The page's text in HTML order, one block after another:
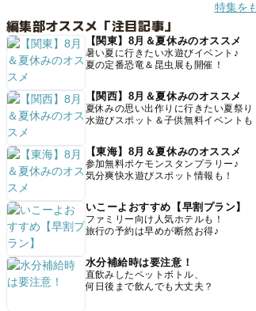
特集を
編集部オススメ「注目記事」
【関東】8月＆夏休みのオススメ
暑い夏に行きたい水遊びイベント♪
夏の定番恐竜＆昆虫展も開催！
【関西】8月＆夏休みのオススメ
夏休みの思い出作りに行きたい夏祭り
水遊びスポット＆子供無料イベントも
【東海】8月＆夏休みのオススメ
参加無料ポケモンスタンプラリー♪
気分爽快水遊びスポット情報も！
いこーよおすすめ【早割プラン】
ファミリー向け人気ホテルも！
旅行の予約は早めが断然お得♪
水分補給時は要注意！
直飲みしたペットボトル、
何日後まで飲んでも大丈夫？